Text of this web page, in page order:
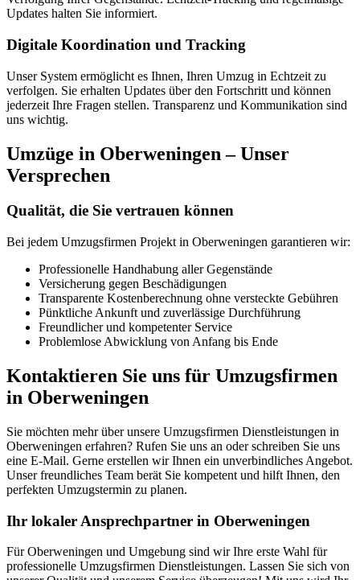
Updates halten Sie informiert.
Digitale Koordination und Tracking
Unser System ermöglicht es Ihnen, Ihren Umzug in Echtzeit zu
verfolgen. Sie erhalten Updates über den Fortschritt und können
jederzeit Ihre Fragen stellen. Transparenz und Kommunikation sind
uns wichtig.
Umzüge in Oberweningen – Unser
Versprechen
Qualität, die Sie vertrauen können
Bei jedem Umzugsfirmen Projekt in Oberweningen garantieren wir:
Professionelle Handhabung aller Gegenstände
Versicherung gegen Beschädigungen
Transparente Kostenberechnung ohne versteckte Gebühren
Pünktliche Ankunft und zuverlässige Durchführung
Freundlicher und kompetenter Service
Problemlose Abwicklung von Anfang bis Ende
Kontaktieren Sie uns für Umzugsfirmen
in Oberweningen
Sie möchten mehr über unsere Umzugsfirmen Dienstleistungen in
Oberweningen erfahren? Rufen Sie uns an oder schreiben Sie uns
eine E-Mail. Gerne erstellen wir Ihnen ein unverbindliches Angebot.
Unser freundliches Team berät Sie kompetent und hilft Ihnen, den
perfekten Umzugstermin zu planen.
Ihr lokaler Ansprechpartner in Oberweningen
Für Oberweningen und Umgebung sind wir Ihre erste Wahl für
professionelle Umzugsfirmen Dienstleistungen. Lassen Sie sich von